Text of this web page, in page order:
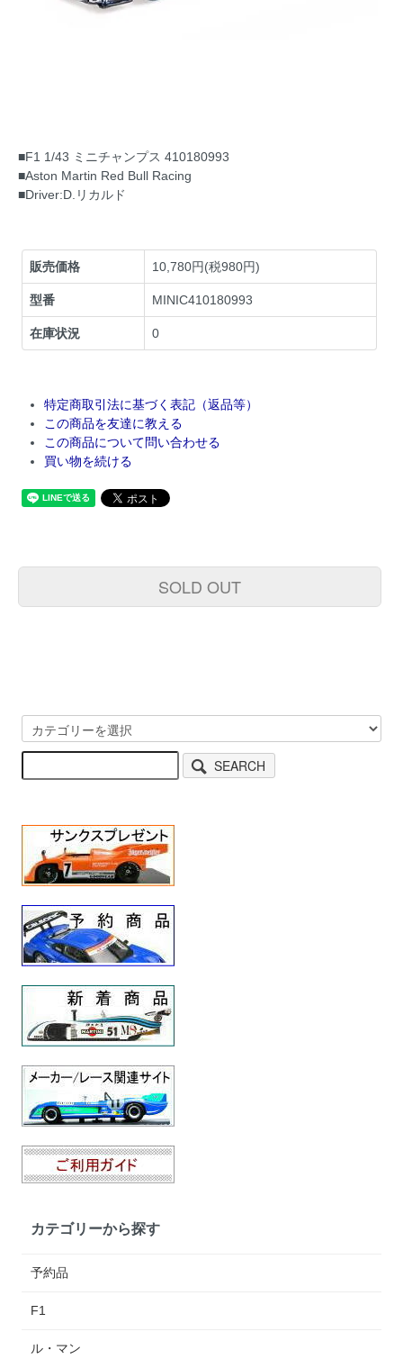
■F1 1/43 ミニチャンプス 410180993
■Aston Martin Red Bull Racing
■Driver:D.リカルド
販売価格 10,780円(税980円)
型番 MINIC410180993
在庫状況 0
特定商取引法に基づく表記（返品等）
この商品を友達に教える
この商品について問い合わせる
買い物を続ける
SOLD OUT
SEARCH
カテゴリーから探す
予約品
F1
ル・マン